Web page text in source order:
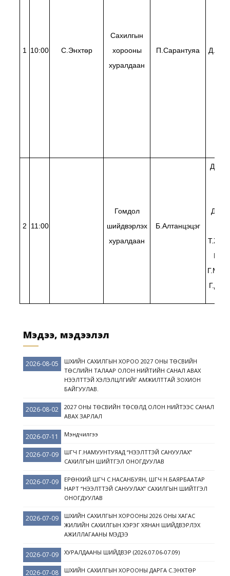
1 10:00 С.Энхтөр
Сахилгын
хорооны
хуралдаан
П.Сарантуяа
2 11:00
Гомдол
шийдвэрлэх
хуралдаан
Б.Алтанцэцэг
Мэдээ, мэдээлэл
2026-08-05
ШҮҮХИЙН САХИЛГЫН ХОРОО 2027 ОНЫ ТӨСВИЙН
ТӨСЛИЙН ТАЛААР ОЛОН НИЙТИЙН САНАЛ АВАХ
НЭЭЛТТЭЙ ХЭЛЭЛЦҮҮЛГИЙГ АМЖИЛТТАЙ ЗОХИОН
БАЙГУУЛАВ.
2026-08-02
2027 ОНЫ ТӨСВИЙН ТӨСӨЛД ОЛОН НИЙТЭЭС САНАЛ
АВАХ ЗАРЛАЛ
2026-07-11 Мэндчилгээ
2026-07-09
ШҮҮГЧ Г.НАМУУНТУЯАД “НЭЭЛТТЭЙ САНУУЛАХ”
САХИЛГЫН ШИЙТГЭЛ ОНОГДУУЛАВ
2026-07-09
ЕРӨНХИЙ ШҮҮГЧ С.НАСАНБУЯН, ШҮҮГЧ Н.БАЯРБААТАР
НАРТ “НЭЭЛТТЭЙ САНУУЛАХ” САХИЛГЫН ШИЙТГЭЛ
ОНОГДУУЛАВ
2026-07-09
ШҮҮХИЙН САХИЛГЫН ХОРООНЫ 2026 ОНЫ ХАГАС
ЖИЛИЙН САХИЛГЫН ХЭРЭГ ХЯНАН ШИЙДВЭРЛЭХ
АЖИЛЛАГААНЫ МЭДЭЭ
2026-07-09 ХУРАЛДААНЫ ШИЙДВЭР (2026.07.06-07.09)
2026-07-08
ШҮҮХИЙН САХИЛГЫН ХОРООНЫ ДАРГА С.ЭНХТӨР